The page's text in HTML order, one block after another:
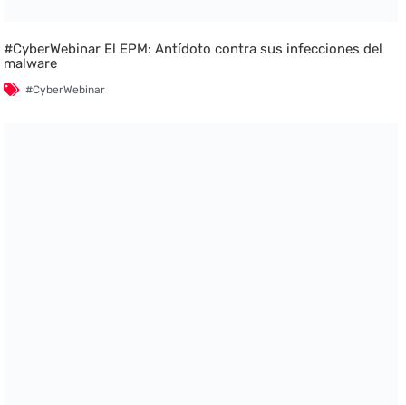
#CyberWebinar El EPM: Antídoto contra sus infecciones del
malware
#CyberWebinar